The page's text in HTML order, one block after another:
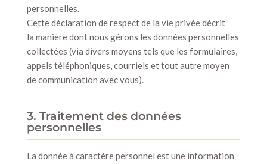
personnelles.
Cette déclaration de respect de la vie privée décrit
la manière dont nous gérons les données personnelles
collectées (via divers moyens tels que les formulaires,
appels téléphoniques, courriels et tout autre moyen
de communication avec vous).
3. Traitement des données
personnelles
La donnée à caractère personnel est une information